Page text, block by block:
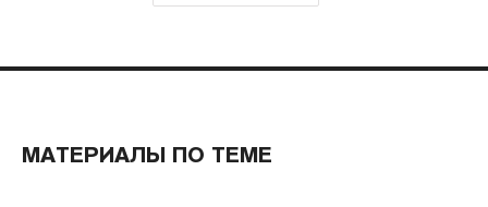
МАТЕРИАЛЫ ПО ТЕМЕ